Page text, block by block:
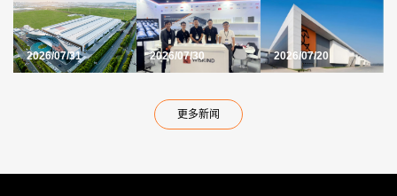
2026/07/31
的告知函
2026/07/30 2026/07/20
更多新闻